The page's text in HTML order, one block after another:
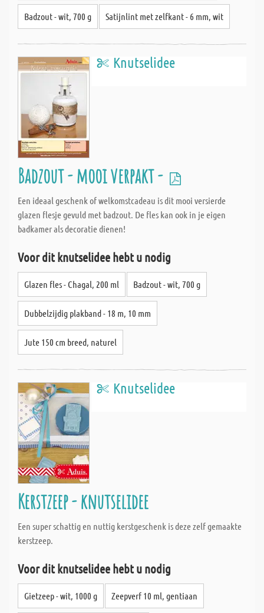
Badzout - wit, 700 g Satijnlint met zelfkant - 6 mm, wit
Knutselidee
Badzout - mooi verpakt -
Een ideaal geschenk of welkomstcadeau is dit mooi versierde
glazen flesje gevuld met badzout. De fles kan ook in je eigen
badkamer als decoratie dienen!
Voor dit knutselidee hebt u nodig
Glazen fles - Chagal, 200 ml Badzout - wit, 700 g
Dubbelzijdig plakband - 18 m, 10 mm
Jute 150 cm breed, naturel
Knutselidee
Kerstzeep - knutselidee
Een super schattig en nuttig kerstgeschenk is deze zelf gemaakte
kerstzeep.
Voor dit knutselidee hebt u nodig
Gietzeep - wit, 1000 g Zeepverf 10 ml, gentiaan